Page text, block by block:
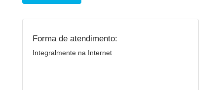
Forma de atendimento:
Integralmente na Internet